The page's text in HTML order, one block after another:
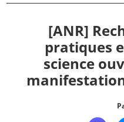
Accueil
[ANR]
pratiques
science